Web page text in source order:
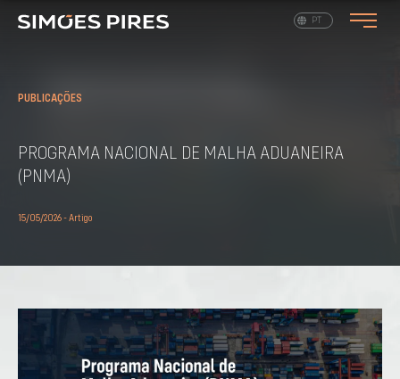
PT
PUBLICAÇÕES
PROGRAMA NACIONAL DE MALHA ADUANEIRA
(PNMA)
15/05/2026 - Artigo